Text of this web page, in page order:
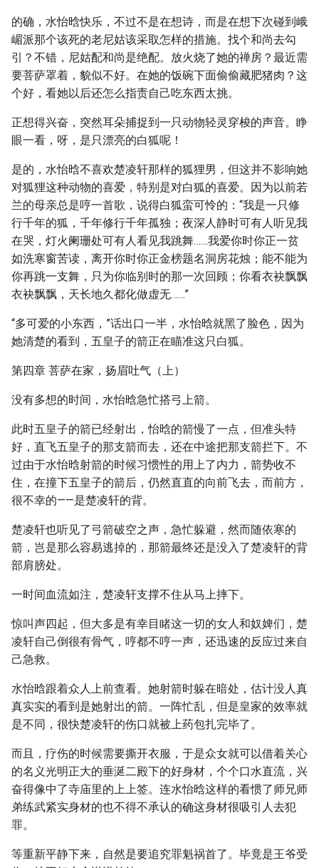
的确，水怡晗快乐，不过不是在想诗，而是在想下次碰到峨
嵋派那个该死的老尼姑该采取怎样的措施。找个和尚去勾
引？不错，尼姑配和尚是绝配。放火烧了她的禅房？最近需
要菩萨罩着，貌似不好。在她的饭碗下面偷偷藏肥猪肉？这
个好，看她以后还怎么指责自己吃东西太挑。
正想得兴奋，突然耳朵捕捉到一只动物轻灵穿梭的声音。睁
眼一看，呀，是只漂亮的白狐呢！
是的，水怡晗不喜欢楚凌轩那样的狐狸男，但这并不影响她
对狐狸这种动物的喜爱，特别是对白狐的喜爱。因为以前若
兰的母亲总是哼一首歌，说得白狐蛮可怜的：“我是一只修
行千年的狐，千年修行千年孤独；夜深人静时可有人听见我
在哭，灯火阑珊处可有人看见我跳舞……我爱你时你正一贫
如洗寒窗苦读，离开你时你正金榜题名洞房花烛；能不能为
你再跳一支舞，只为你临别时的那一次回顾；你看衣袂飘飘
衣袂飘飘，天长地久都化做虚无……”
“多可爱的小东西，”话出口一半，水怡晗就黑了脸色，因为
她清楚的看到，五皇子的箭正在瞄准这只白狐。
第四章 菩萨在家，扬眉吐气（上）
没有多想的时间，水怡晗急忙搭弓上箭。
此时五皇子的箭已经射出，怡晗的箭慢了一点，但准头特
好，直飞五皇子的那支箭而去，还在中途把那支箭拦下。不
过由于水怡晗射箭的时候习惯性的用上了内力，箭势收不
住，在撞下五皇子的箭后，仍然直直的向前飞去，而前方，
很不幸的——是楚凌轩的背。
楚凌轩也听见了弓箭破空之声，急忙躲避，然而随依寒的
箭，岂是那么容易逃掉的，那箭最终还是没入了楚凌轩的背
部肩膀处。
一时间血流如注，楚凌轩支撑不住从马上摔下。
惊叫声四起，但大多是有幸目睹这一切的女人和奴婢们，楚
凌轩自己倒很有骨气，哼都不哼一声，还迅速的反应过来自
己急救。
水怡晗跟着众人上前查看。她射箭时躲在暗处，估计没人真
真实实的看到是她射出的箭。一阵忙乱，但是皇家的效率就
是不同，很快楚凌轩的伤口就被上药包扎完毕了。
而且，疗伤的时候需要撕开衣服，于是众女就可以借着关心
的名义光明正大的垂涎二殿下的好身材，个个口水直流，兴
奋得像中了寺庙里的上上签。连水怡晗这样的看惯了师兄师
弟练武紧实身材的也不得不承认的确这身材很吸引人去犯
罪。
等重新平静下来，自然是要追究罪魁祸首了。毕竟是王爷受